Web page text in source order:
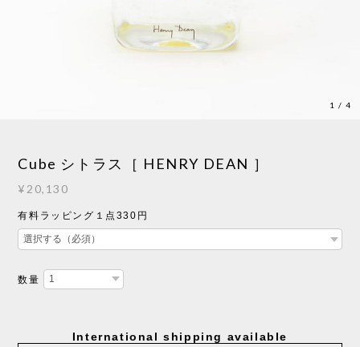
1 /4
Cube シトラス［ HENRY DEAN ］
¥20,130
有料ラッピング１点330円
数量
International shipping available